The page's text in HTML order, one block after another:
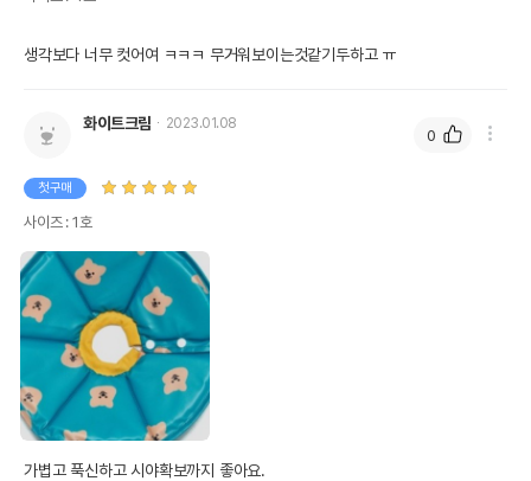
생각보다 너무 컷어여 ㅋㅋㅋ 무거워보이는것같기두하고 ㅠ
화이트크림 2023.01.08
첫구매
사이즈 : 1호
가볍고 푹신하고 시야확보까지 좋아요.
0